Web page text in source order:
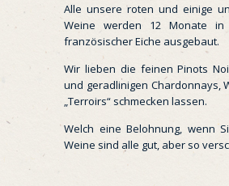
Alle unsere roten und einige
Weine werden 12 Monate in
französischer Eiche ausgebaut.
Wir lieben die feinen Pinots
und geradlinigen Chardonnays,
„Terroirs“ schmecken lassen.
Welch eine Belohnung, wenn
Weine sind alle gut, aber so